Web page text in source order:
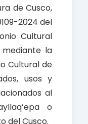
de Cusco,
2024 del
Cultural
la
Cultural de
usos y
al
o
del Cusco.